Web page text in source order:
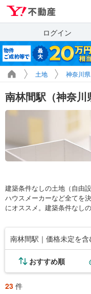
ログイン
土地 神奈川県
南林間駅（神奈
建築条件なしの土地（自由
ハウスメーカーなど全てを
にオススメ。建築条件なし
南林間駅｜価格未定を含
おすすめ順
23 件